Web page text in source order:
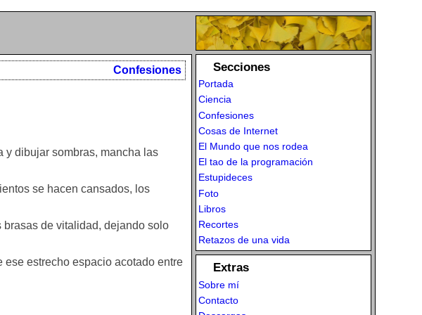
Confesiones
y dibujar sombras, mancha las
se hacen cansados, los
de vitalidad, dejando solo
estrecho espacio acotado entre
Secciones
Portada
Ciencia
Confesiones
Cosas de Internet
El Mundo que nos rodea
El tao de la programación
Estupideces
Foto
Libros
Recortes
Retazos de una vida
Extras
Sobre mí
Contacto